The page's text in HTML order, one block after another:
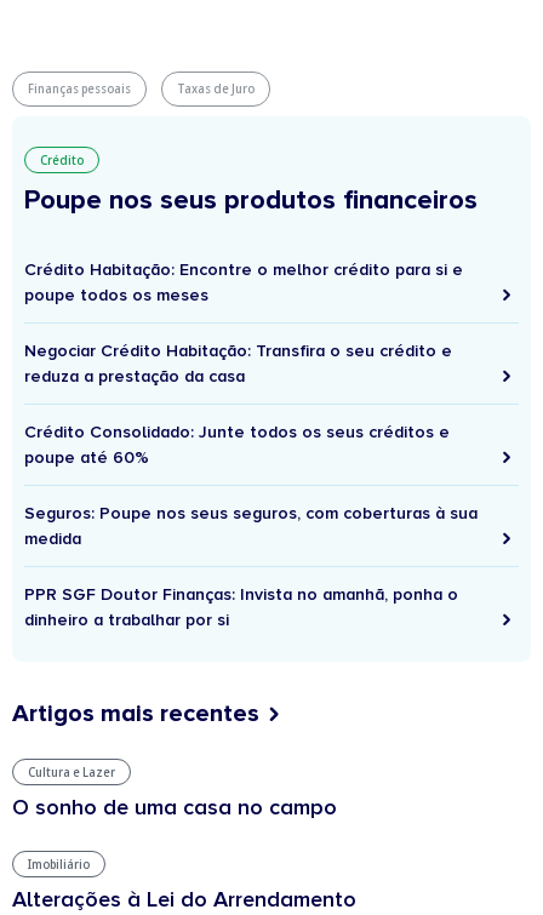
Finanças pessoais Taxas de Juro
Crédito
Poupe nos seus produtos financeiros
Crédito Habitação: Encontre o melhor crédito para si e
poupe todos os meses
Negociar Crédito Habitação: Transfira o seu crédito e
reduza a prestação da casa
Crédito Consolidado: Junte todos os seus créditos e
poupe até 60%
Seguros: Poupe nos seus seguros, com coberturas à sua
medida
PPR SGF Doutor Finanças: Invista no amanhã, ponha o
dinheiro a trabalhar por si
Artigos mais recentes
Cultura e Lazer
O sonho de uma casa no campo
Imobiliário
Alterações à Lei do Arrendamento